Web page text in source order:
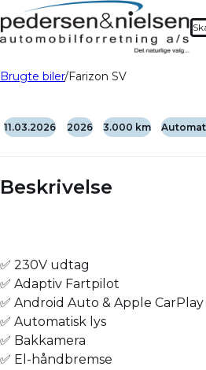
Brugte biler Farizon SV
Demo
11.03.2026 2026 3.000 km
Beskrivelse
✅ 230V udtag
✅ Adaptiv Fartpilot
✅ Android Auto & Apple CarPlay
✅ Automatisk lys
✅ Bakkamera
✅ El-håndbremse